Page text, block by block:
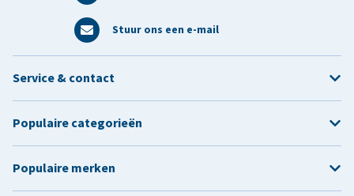
Stuur ons een e-mail
Service & contact
Populaire categorieën
Populaire merken